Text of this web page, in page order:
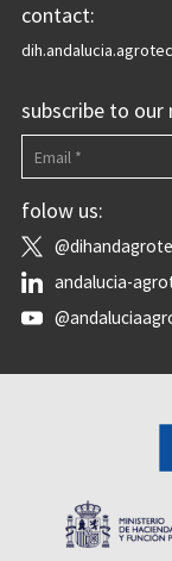
contact:
subscribe to
folow us:
andalucia-